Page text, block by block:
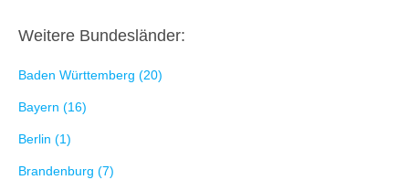
Weitere Bundesländer:
Baden Württemberg (20)
Bayern (16)
Berlin (1)
Brandenburg (7)